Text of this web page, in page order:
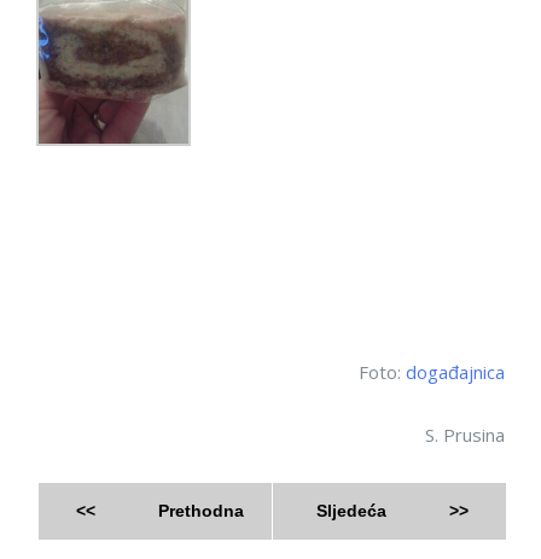
Foto: događajnica
S. Prusina
<< Prethodna Sljedeća >>